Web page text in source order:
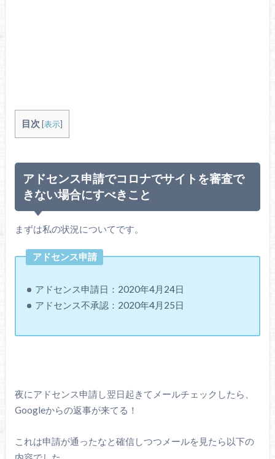
目次 [表示]
アドセンス申請でコロナでサイトを審査で
きない場合にすべきこと
まずは私の状況についてです。
アドセンス申請
アドセンス申請日：2020年4月24日
アドセンス不承認：2020年4月25日
夜にアドセンス申請し翌日起きてメールチェックしたら、
Googleからの返事が来てる！
これは申請が通ったなと確信しつつメールを見たら以下の